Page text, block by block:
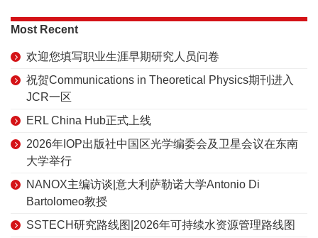
Most Recent
欢迎您填写职业生涯早期研究人员问卷
祝贺Communications in Theoretical Physics期刊进入
JCR一区
ERL China Hub正式上线
2026年IOP出版社中国区光学编委会及卫星会议在东南
大学举行
NANOX主编访谈|意大利萨勒诺大学Antonio Di
Bartolomeo教授
SSTECH研究路线图|2026年可持续水资源管理路线图